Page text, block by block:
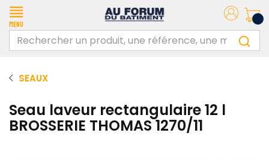
Menu
SEAUX
Seau laveur rectangulaire 12 l
BROSSERIE THOMAS 1270/11